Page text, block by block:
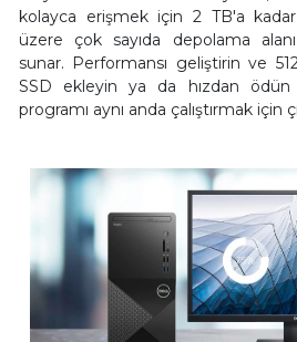
kolayca erişmek için 2 TB'a
üzere çok sayıda depolama
sunar. Performansı geliştirin ve
SSD ekleyin ya da hızdan
programı aynı anda çalıştırmak için